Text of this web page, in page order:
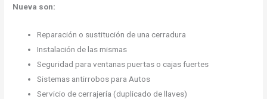
Nueva son:
Reparación o sustitución de una cerradura
Instalación de las mismas
Seguridad para ventanas puertas o cajas fuertes
Sistemas antirrobos para Autos
Servicio de cerrajería (duplicado de llaves)